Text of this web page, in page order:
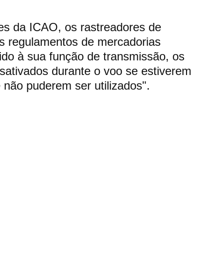
da ICAO, os rastreadores de
regulamentos de mercadorias
à sua função de transmissão, os
durante o voo se estiverem
puderem ser utilizados".